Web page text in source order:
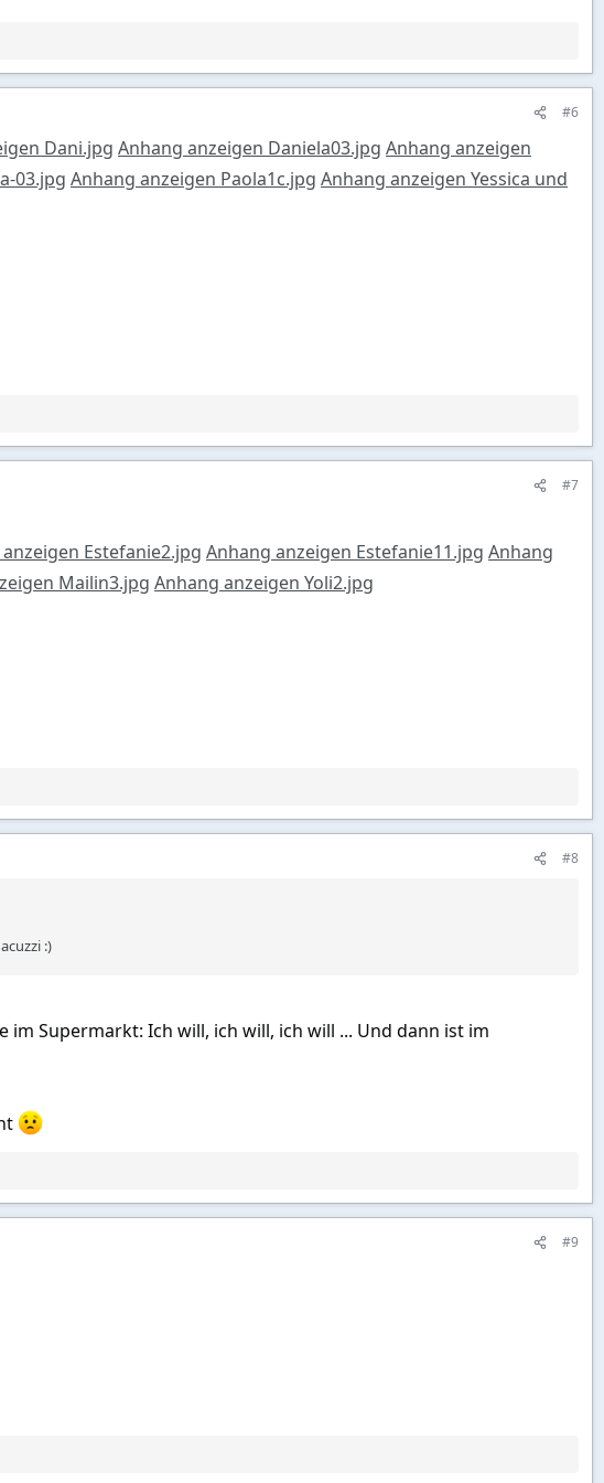
#6
Dani.jpg Anhang anzeigen Daniela03.jpg Anhang anzeigen
03.jpg Anhang anzeigen Paola1c.jpg Anhang anzeigen Yessica und
#7
Estefanie2.jpg Anhang anzeigen Estefanie11.jpg Anhang
Mailin3.jpg Anhang anzeigen Yoli2.jpg
#8
:)
im Supermarkt: Ich will, ich will, ich will ... Und dann ist im
#9